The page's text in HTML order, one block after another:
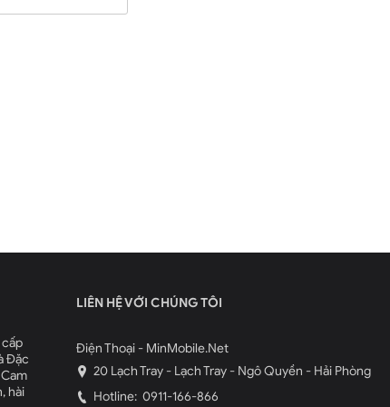
caoLG V30sẽ có RAM 6GB với bộ nhớ trong thấp
Đặc
hài
LIÊN HỆ VỚI CHÚNG TÔI
Điện Thoại - MinMobile.Net
20 Lạch Tray - Lạch Tray - Ngô Quyền - Hải Phòng
Hotline: 0911-166-866